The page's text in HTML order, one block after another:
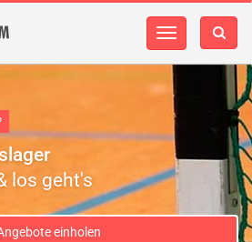
Navigation
los geht's
einholen